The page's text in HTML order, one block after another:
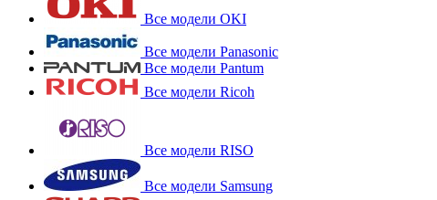
Все модели OKI
Все модели Panasonic
Все модели Pantum
Все модели Ricoh
Все модели RISO
Все модели Samsung